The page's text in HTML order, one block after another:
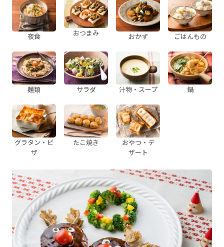
夜食 おつまみ おかず ごはんもの
麺類 サラダ 汁物・スープ 鍋
グラタン・ピ
ザ
たこ焼き
おやつ・デ
ザート